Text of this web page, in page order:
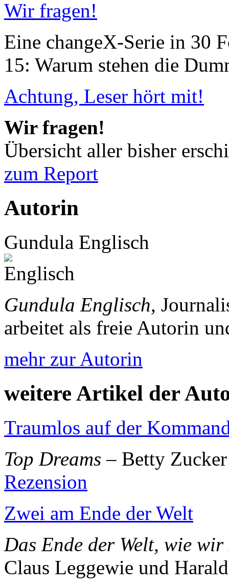
Wir fragen!
Eine changeX-Serie in 30
15: Warum stehen die
Achtung, Leser hört mit!
Wir fragen!
Übersicht aller bisher
zum Report
Autorin
Gundula Englisch
Gundula Englisch,
arbeitet als freie Autorin
mehr zur Autorin
weitere Artikel der
Traumlos auf der
Top Dreams – Betty
Rezension
Zwei am Ende der Welt
Das Ende der Welt, wie wir
Claus Leggewie und